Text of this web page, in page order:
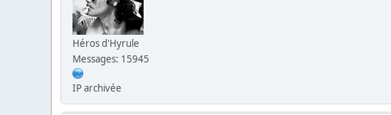
Héros d'Hyrule
Messages: 15945
IP archivée